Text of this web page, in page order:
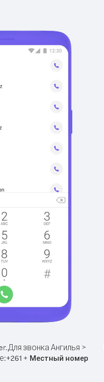
Для звонка Ангилья >
+261 + Местный номер